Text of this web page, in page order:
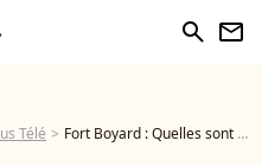
search newsletter
Télé Fort Boyard : Quelles sont les stars qui ont déjà perdu le jeu ?